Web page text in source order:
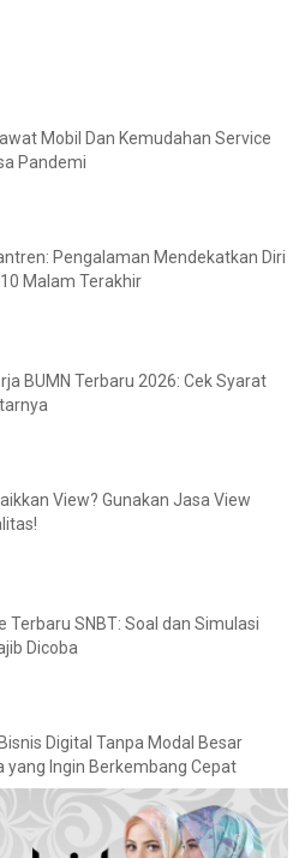
Mobil Dan Kemudahan Service
Pandemi
Pengalaman Mendekatkan Diri
Malam Terakhir
BUMN Terbaru 2026: Cek Syarat
View? Gunakan Jasa View
Terbaru SNBT: Soal dan Simulasi
Dicoba
Digital Tanpa Modal Besar
yang Ingin Berkembang Cepat